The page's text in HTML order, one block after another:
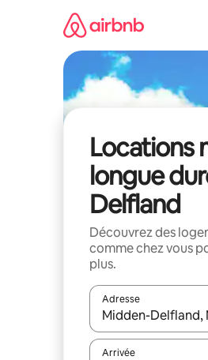
Locations
longue
Delfland
Découvrez des
comme chez vous
plus.
Adresse
Lorsque les
Arrivée